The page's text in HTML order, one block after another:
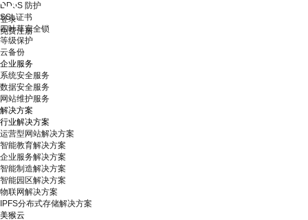
登录
免费注册
DDoS 防护
SSL证书
四叶草安全锁
等级保护
云备份
企业服务
系统安全服务
数据安全服务
网站维护服务
解决方案
行业解决方案
运营型网站解决方案
智能教育解决方案
企业服务解决方案
智能制造解决方案
智能园区解决方案
物联网解决方案
IPFS分布式存储解决方案
美猴云